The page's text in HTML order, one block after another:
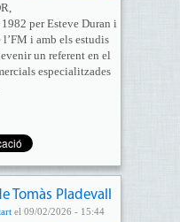
per Esteve Duran i
i amb els estudis
un referent en el
especialitzades
Tomàs Pladevall
el 09/02/2026 - 15:44